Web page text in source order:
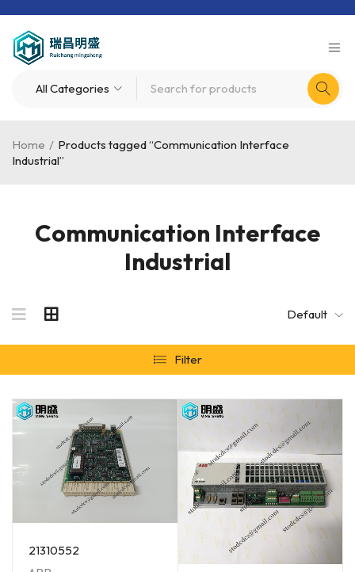
Communication Interface
Industrial
Home / Products tagged “Communication Interface
Industrial”
Default
Filter
21310552